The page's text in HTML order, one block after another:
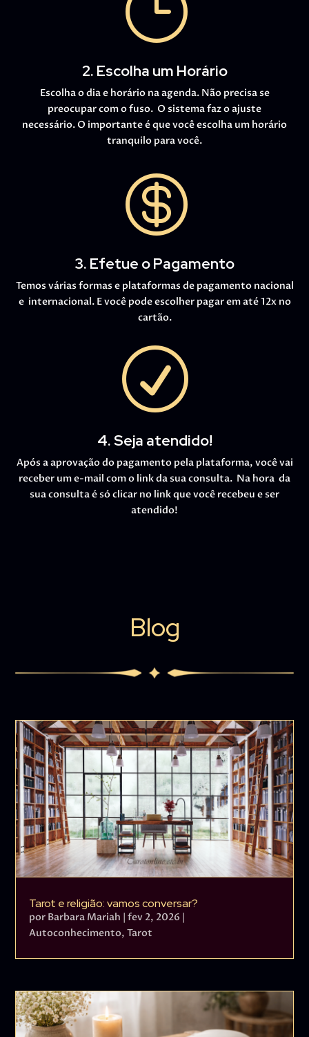
2. Escolha um Horário
Escolha o dia e horário na agenda. Não precisa se
preocupar com o fuso. O sistema faz o ajuste
necessário. O importante é que você escolha um horário
tranquilo para você.

3. Efetue o Pagamento
Temos várias formas e plataformas de pagamento nacional
e internacional. E você pode escolher pagar em até 12x no
cartão.
R
4. Seja atendido!
Após a aprovação do pagamento pela plataforma, você vai
receber um e-mail com o link da sua consulta. Na hora da
sua consulta é só clicar no link que você recebeu e ser
atendido!
Blog
Tarot e religião: vamos conversar?
por Barbara Mariah |fev 2, 2026 |
Autoconhecimento,Tarot